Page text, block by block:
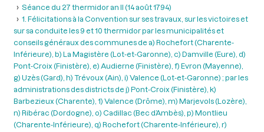
Séance du 27 thermidor an II (14 août 1794)
1. Félicitations à la Convention sur ses travaux, sur les victoires et
sur sa conduite les 9 et 10 thermidor par les municipalités et
conseils généraux des communes de a) Rochefort (Charente-
Inférieure), b) La Magistère (Lot-et-Garonne), c) Damville (Eure), d)
Pont-Croix (Finistère), e) Audierne (Finistère), f) Evron (Mayenne),
g) Uzès (Gard), h) Trévoux (Ain), i) Valence (Lot-et-Garonne) ; par les
administrations des districts de j) Pont-Croix (Finistère), k)
Barbezieux (Charente), 1) Valence (Drôme), m) Marjevols (Lozère),
n) Ribérac (Dordogne), o) Cadillac (Bec d’Ambès), p) Montlieu
(Charente-Inférieure), q) Rochefort (Charente-Inférieure), r)